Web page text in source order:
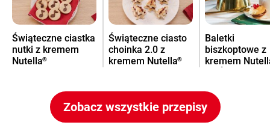
Świąteczne ciastka
nutki z kremem
Nutella®
Świąteczne ciasto
choinka 2.0 z
kremem Nutella®
Baletki
biszkoptowe z
kremem
Zobacz wszystkie przepisy